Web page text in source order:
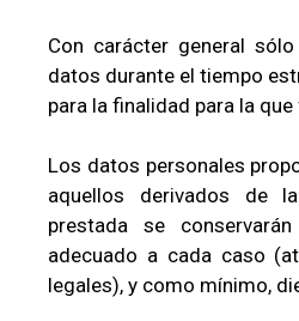
Con carácter general
datos durante el tiempo
para la finalidad para la
Los datos personales
aquellos derivados de
prestada se
adecuado a cada caso
legales), y como mínimo,